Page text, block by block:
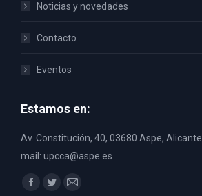
Noticias y novedades
Contacto
Eventos
Estamos en:
Av. Constitución, 40, 03680 Aspe, Alicante
mail: upcca@aspe.es
Encuéntranos en:
Facebook
TwitterMail